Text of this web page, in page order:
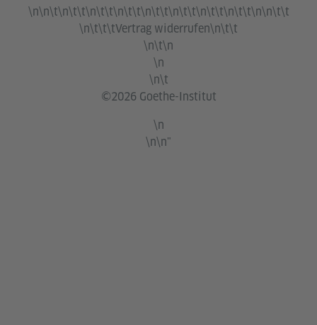
\n\n\t\n\t\t\n\t\t\n\t\t\n\t\t\n\t\t\n\t\t\n\t\t\n\n\t\t
\n\t\t\tVertrag widerrufen\n\t\t
\n\t\n
\n
\n\t
©2026 Goethe-Institut
\n
\n\n"